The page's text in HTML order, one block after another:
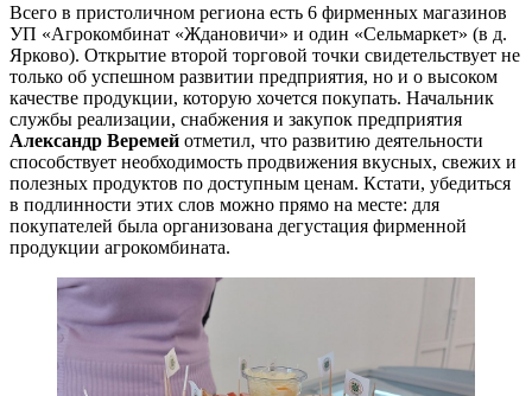
Всего в пристоличном региона есть 6 фирменных магазинов
УП «Агрокомбинат «Ждановичи» и один «Сельмаркет» (в д.
Ярково). Открытие второй торговой точки свидетельствует не
только об успешном развитии предприятия, но и о высоком
качестве продукции, которую хочется покупать. Начальник
службы реализации, снабжения и закупок предприятия
Александр Веремей отметил, что развитию деятельности
способствует необходимость продвижения вкусных, свежих и
полезных продуктов по доступным ценам. Кстати, убедиться
в подлинности этих слов можно прямо на месте: для
покупателей была организована дегустация фирменной
продукции агрокомбината.